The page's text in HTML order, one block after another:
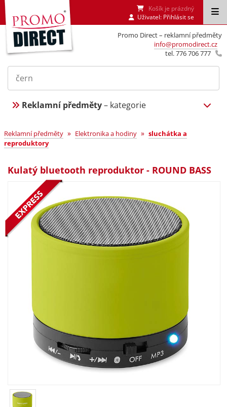
Promo Direct – reklamní předměty
info@promodirect.cz
tel. 776 706 777
Košík je prázdný
Uživatel: Přihlásit se
Reklamní předměty– kategorie
Reklamní předměty » Elektronika a hodiny » sluchátka a
reproduktory
Kulatý bluetooth reproduktor - ROUND BASS